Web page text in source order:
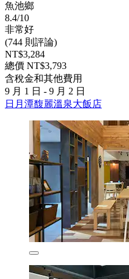
魚池鄉
8.4/10
非常好
(744 則評論)
NT$3,284
總價 NT$3,793
含稅金和其他費用
9 月 1 日 - 9 月 2 日
日月潭馥麗溫泉大飯店